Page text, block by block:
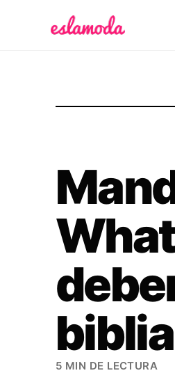
biblia
5 MIN DE LECTURA